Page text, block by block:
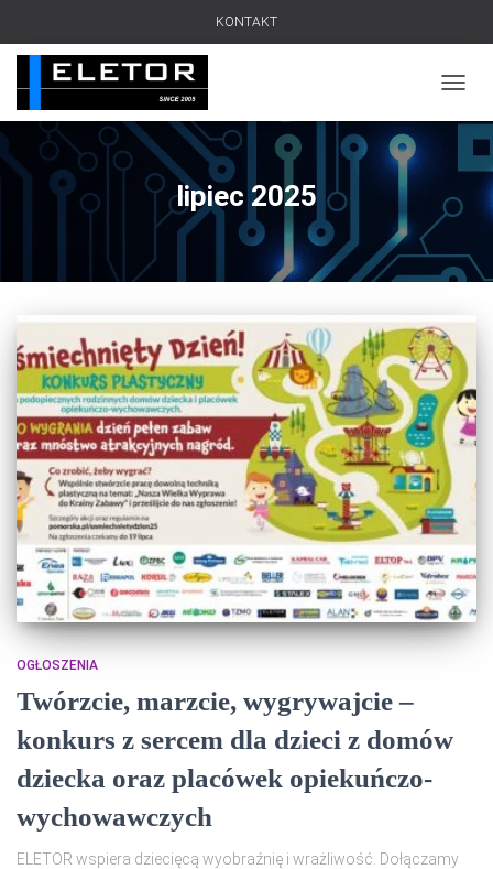
KONTAKT
lipiec 2025
OGŁOSZENIA
Twórzcie, marzcie, wygrywajcie –
konkurs z sercem dla dzieci z domów
dziecka oraz placówek opiekuńczo-
wychowawczych
ELETOR wspiera dziecięcą wyobraźnię i wrażliwość. Dołączamy